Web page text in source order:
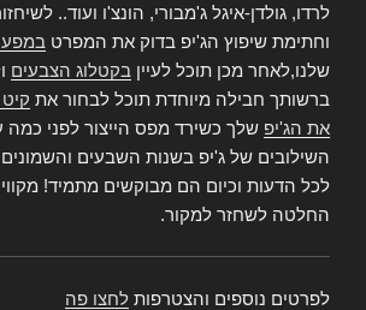
לרדו, גולדן-איגל ג'מבורי, הונצ'ו ועוד..
וחתימת שיפוץ הג'יפ בדוק את המפרט
שלנו,לאחר מכן תוכל לעיין בקטלוג הצבעים
ברשותך חבילה מיוחדת תוכל לבחור את
את הג'יפ שלך כשירד מפס הייצור לפני כמה
השילובים של ג'יפ בשנות השבעים
לכל הדעות וכיום הם מבוקשים מתמיד!
החלטה לשחזר למקור.
לפרטים נוספים והצטרפות לחצו פה